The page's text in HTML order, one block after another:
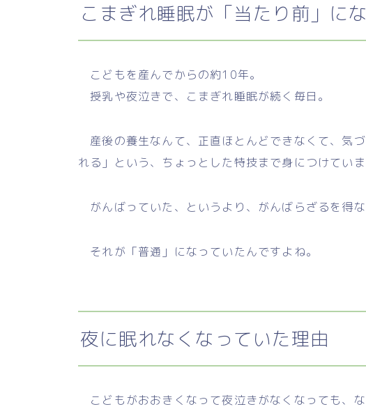
こまぎれ睡眠が「当たり前」に
こどもを産んでからの約10年。
授乳や夜泣きで、こまぎれ睡眠が続く毎日。
産後の養生なんて、正直ほとんどできなくて、気
れる」という、ちょっとした特技まで身につけていま
がんばっていた、というより、がんばらざるを得な
それが「普通」になっていたんですよね。
夜に眠れなくなっていた理由
こどもがおおきくなって夜泣きがなくなっても、な